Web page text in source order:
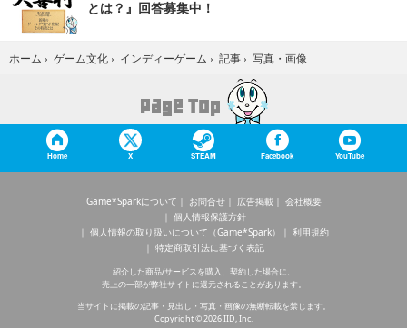
とは？』回答募集中！
ホーム › ゲーム文化 › インディーゲーム › 記事 › 写真・画像
Home X STEAM Facebook YouTube
Game*Sparkについて お問合せ 広告掲載
会社概要
個人情報保護方針
個人情報の取り扱いについて（Game*Spark）
利用規約
特定商取引法に基づく表記
紹介した商品/サービスを購入、契約した場合に、
売上の一部が弊社サイトに還元されることがあります。
当サイトに掲載の記事・見出し・写真・画像の無断転載を禁じます。
Copyright © 2026 IID, Inc.